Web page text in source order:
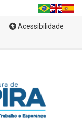
Acessibilidade